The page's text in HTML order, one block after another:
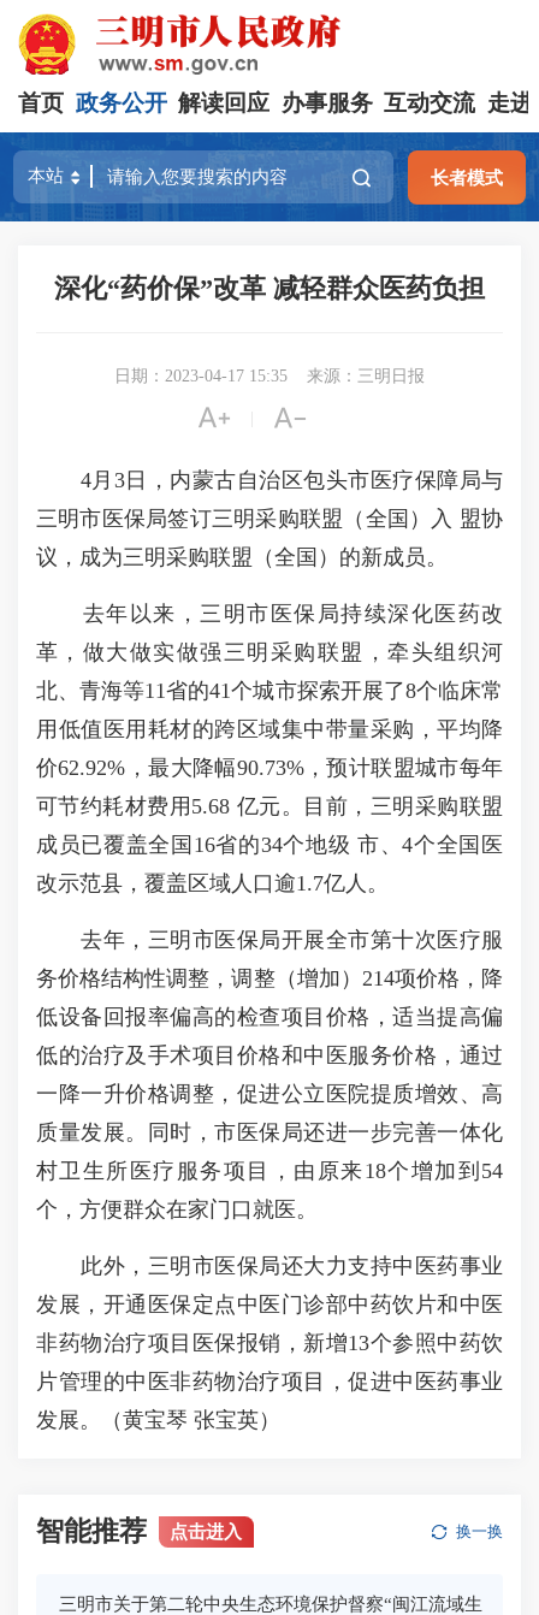
首页 政务公开 解读回应 办事服务 互动交流 走进
长者模式
深化“药价保”改革 减轻群众医药负担
日期：2023-04-17 15:35 来源：三明日报
 
4月3日，内蒙古自治区包头市医疗保障局与
三明市医保局签订三明采购联盟（全国）入 盟协
议，成为三明采购联盟（全国）的新成员。
去年以来，三明市医保局持续深化医药改
革，做大做实做强三明采购联盟，牵头组织河
北、青海等11省的41个城市探索开展了8个临床常
用低值医用耗材的跨区域集中带量采购，平均降
价62.92%，最大降幅90.73%，预计联盟城市每年
可节约耗材费用5.68 亿元。目前，三明采购联盟
成员已覆盖全国16省的34个地级 市、4个全国医
改示范县，覆盖区域人口逾1.7亿人。
去年，三明市医保局开展全市第十次医疗服
务价格结构性调整，调整（增加）214项价格，降
低设备回报率偏高的检查项目价格，适当提高偏
低的治疗及手术项目价格和中医服务价格，通过
一降一升价格调整，促进公立医院提质增效、高
质量发展。同时，市医保局还进一步完善一体化
村卫生所医疗服务项目，由原来18个增加到54
个，方便群众在家门口就医。
此外，三明市医保局还大力支持中医药事业
发展，开通医保定点中医门诊部中药饮片和中医
非药物治疗项目医保报销，新增13个参照中药饮
片管理的中医非药物治疗项目，促进中医药事业
发展。（黄宝琴 张宝英）
智能推荐 点击进入 换一换
三明市关于第二轮中央生态环境保护督察“闽江流域生